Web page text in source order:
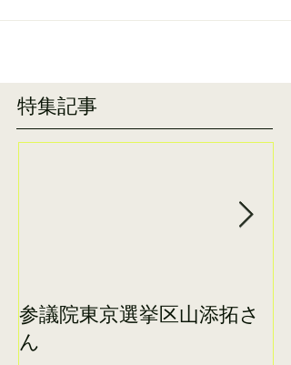
特集記事
参議院東京選挙区山添拓さ
ん